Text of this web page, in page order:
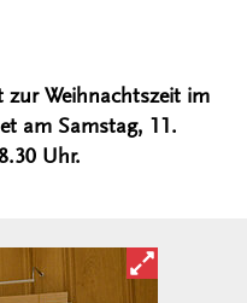
zur Weihnachtszeit im
am Samstag, 11.
Uhr.
Bild in